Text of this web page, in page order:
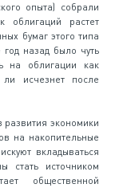
опыта) собрали
растет
бумаг этого типа
назад было чуть
на облигации как
исчезнет после
развития экономики
на накопительные
вкладываться
стать источником
общественной